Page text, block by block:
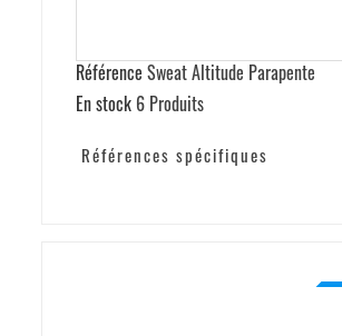
Référence Sweat Altitude Parapente
En stock 6 Produits
Références spécifiques